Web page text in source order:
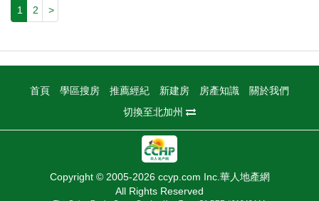
1 2 >
首頁 學區搜房 推薦經紀 新建房 房產知識
關於我們
切換至北加州
Copyright © 2005-2026 ccyp.com Inc.華人地產網
All Rights Reserved